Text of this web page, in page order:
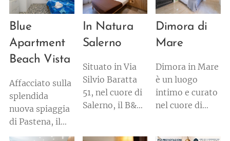
da spazi
luminosi e ben
organizzati,
pensati per
offrire il
massimo del
benessere ai
suoi ospiti.
Questo
appartamento
(Brescia). Tre
matrimoniali,
una con due
per 6 persone,
cucina a vista e
soggiorno con
smart TV. Aria
benessere e un
ambiente
curato. Ideale
piccoli gruppi,
offre
un'esperienza
elegante e
Blue
Apartment
Beach Vista
Affacciato sulla
splendida
nuova spiaggia
di Pastena, il
Blue Apartment
In Natura
Salerno
Situato in Via
Silvio Baratta
51, nel cuore di
Salerno, il B&B
Dimora di
Mare
Dimora in Mare
è un luogo
intimo e curato
nel cuore di